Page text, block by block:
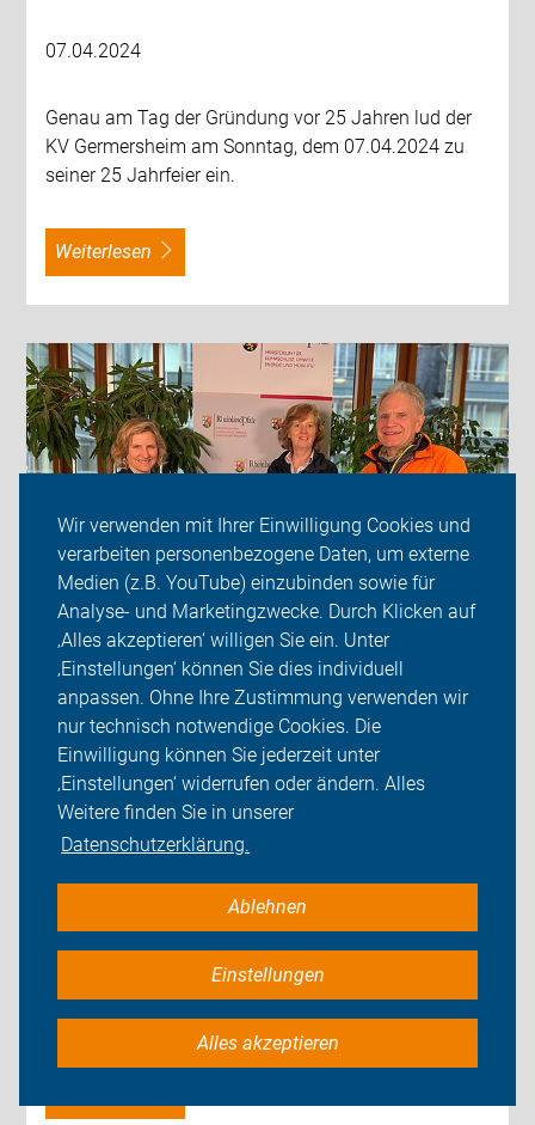
Wir verwenden mit Ihrer Einwilligung Cookies und
verarbeiten personenbezogene Daten, um externe
Medien (z.B. YouTube) einzubinden sowie für
Analyse- und Marketingzwecke. Durch Klicken auf
‚Alles akzeptieren‘ willigen Sie ein. Unter
‚Einstellungen‘ können Sie dies individuell
anpassen. Ohne Ihre Zustimmung verwenden wir
nur technisch notwendige Cookies. Die
Einwilligung können Sie jederzeit unter
‚Einstellungen‘ widerrufen oder ändern. Alles
Weitere finden Sie in unserer
Datenschutzerklärung.
Ablehnen
Einstellungen
Alles akzeptieren
07.04.2024
Genau am Tag der Gründung vor 25 Jahren lud der
KV Germersheim am Sonntag, dem 07.04.2024 zu
seiner 25 Jahrfeier ein.
weiterlesen
Gold Zertifikat für das
Umweltministerium Rheinland-Pfalz
14.03.2024
Das Ministerium für Klimaschutz, Umwelt, Energie
und Mobilität des Landes Rheinland-Pfalz erreichte
Gold als Auszeichnung für Fahrradfreundlicher
Arbeitgeber.